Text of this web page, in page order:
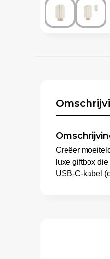
Creëer
luxe giftbox
USB-C-kabel